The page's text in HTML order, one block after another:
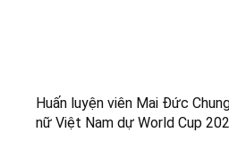
Huấn luyện viên Mai Đức
nữ Việt Nam dự World Cup